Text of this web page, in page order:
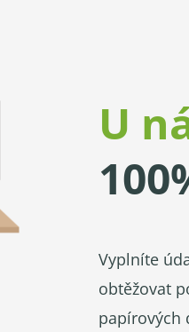
U
Vyplníte
obtěžovat
papírových